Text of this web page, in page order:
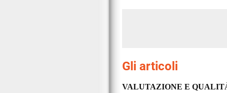
Gli articoli
VALUTAZIONE E